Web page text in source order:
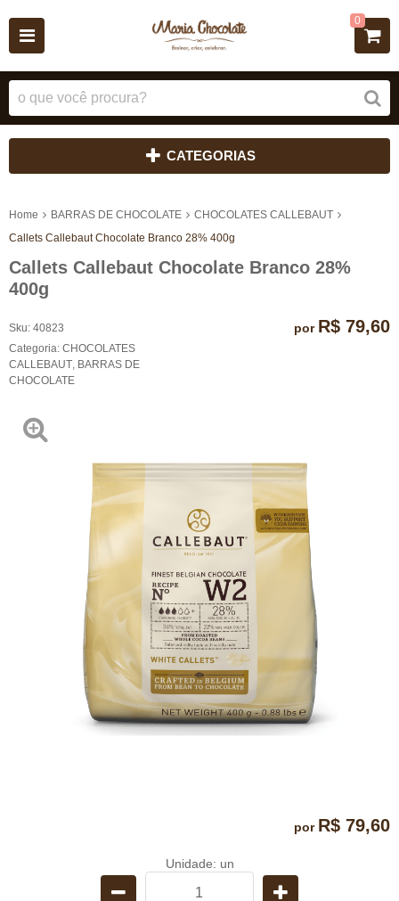
0
CATEGORIAS
Home BARRAS DE CHOCOLATE
CHOCOLATES CALLEBAUT
Callets Callebaut Chocolate Branco 28% 400g
Callets Callebaut Chocolate Branco 28%
400g
Sku: 40823
Categoria: CHOCOLATES
CALLEBAUT BARRAS DE
CHOCOLATE
por R$ 79,60
por R$ 79,60
Unidade: un